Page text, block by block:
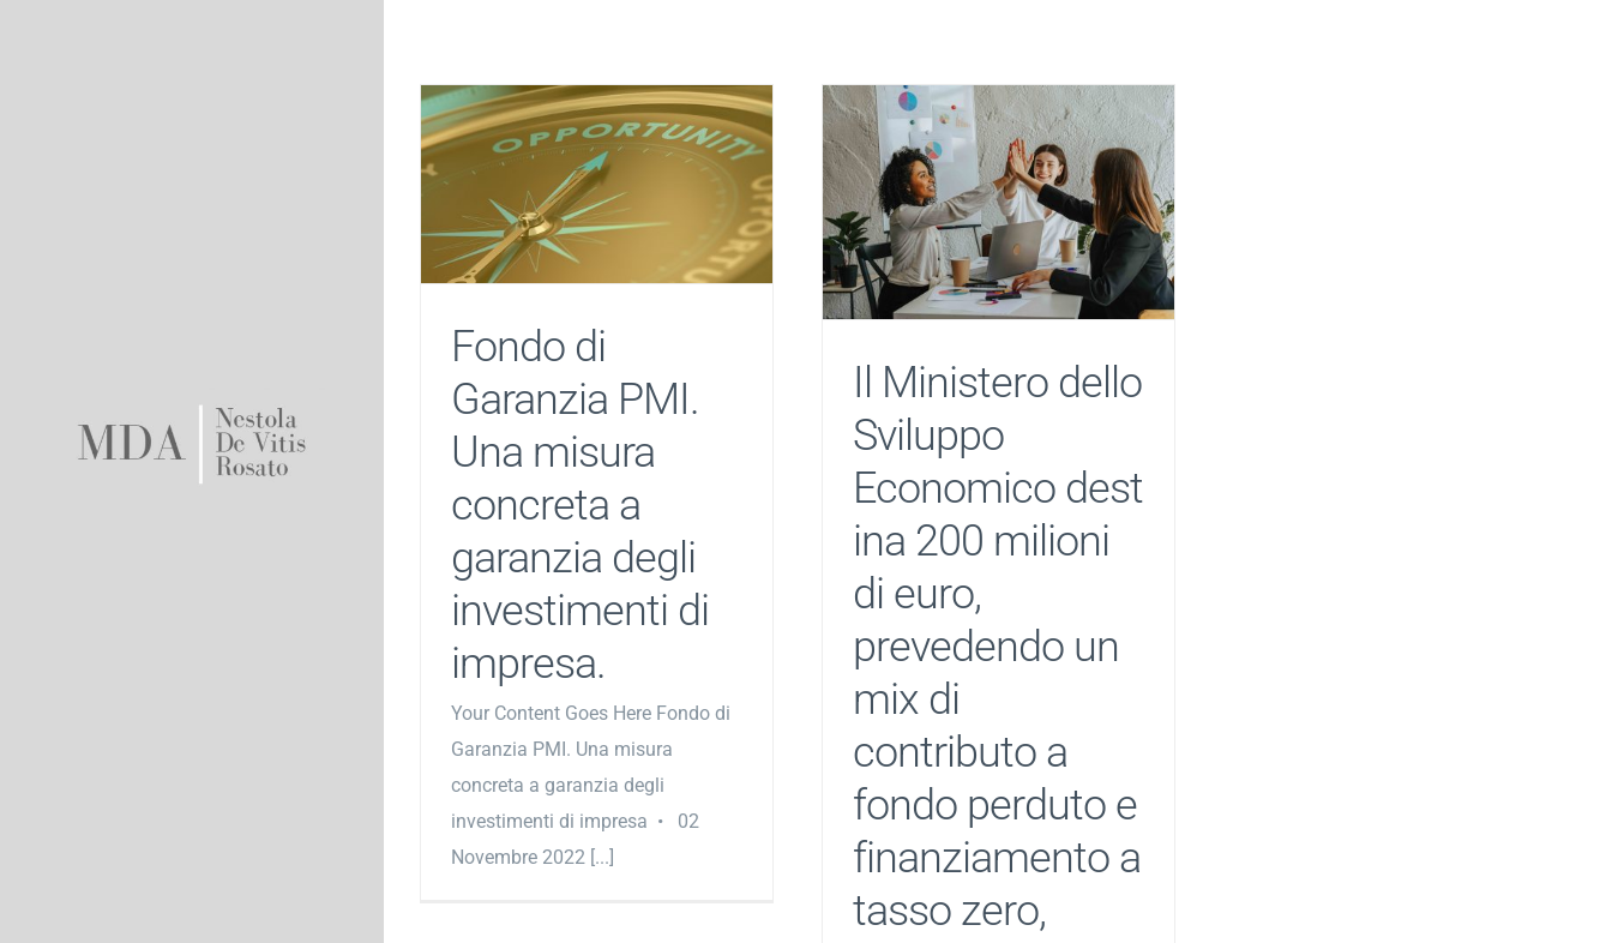
Fondo di
Garanzia PMI.
Una misura
concreta a
garanzia degli
investimenti di
impresa.
Your Content Goes Here Fondo di
Garanzia PMI. Una misura
concreta a garanzia degli
investimenti di impresa • 02
Novembre 2022 [...]
Il Ministero dello
Sviluppo
Economico dest
ina 200 milioni
di euro,
prevedendo un
mix di
contributo a
fondo perduto e
finanziamento a
tasso zero,